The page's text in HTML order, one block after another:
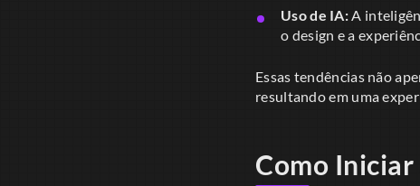
Uso de IA:A
o design e a
Essas tendências não
resultando em uma
Como Iniciar